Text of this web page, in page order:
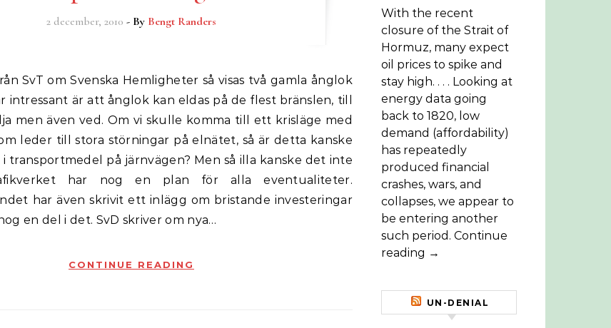
2 december, 2010 - By Bengt Randers
intressant är att ånglok kan eldas på de flest bränslen, till
men även ved. Om vi skulle komma till ett krisläge med
leder till stora störningar på elnätet, så är detta kanske
transportmedel på järnvägen? Men så illa kanske det inte
har nog en plan för alla eventualiteter.
har även skrivit ett inlägg om bristande investeringar
en del i det. SvD skriver om nya…
CONTINUE READING
With the recent
closure of the Strait of
Hormuz, many expect
oil prices to spike and
stay high. . . . Looking at
energy data going
back to 1820, low
demand (affordability)
has repeatedly
produced financial
crashes, wars, and
collapses, we appear to
be entering another
such period. Continue
reading →
UN-DENIAL